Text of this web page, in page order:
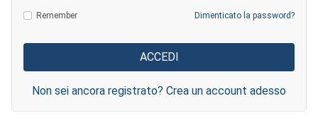
Remember Dimenticato la password?
Non sei ancora registrato? Crea un account adesso